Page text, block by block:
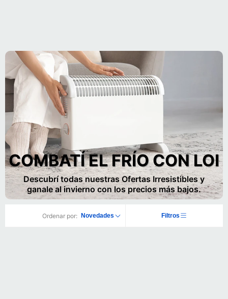
COMBATÍ EL FRÍO CON LOI
Descubrí todas nuestras Ofertas Irresistibles y
ganale al invierno con los precios más bajos.
Ordenar por: Novedades Filtros